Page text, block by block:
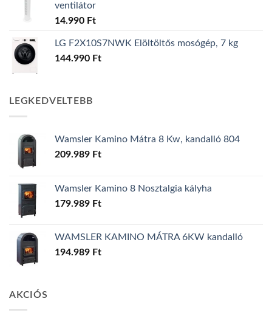
ventilátor
14.990 Ft
LG F2X10S7NWK Elöltöltős mosógép, 7 kg
144.990 Ft
LEGKEDVELTEBB
Wamsler Kamino Mátra 8 Kw, kandalló 804
209.989 Ft
Wamsler Kamino 8 Nosztalgia kályha
179.989 Ft
WAMSLER KAMINO MÁTRA 6KW kandalló
194.989 Ft
AKCIÓS